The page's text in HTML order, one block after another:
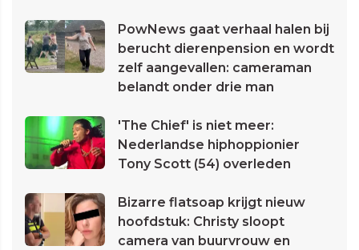
PowNews gaat verhaal halen bij
berucht dierenpension en wordt
zelf aangevallen: cameraman
belandt onder drie man
'The Chief' is niet meer:
Nederlandse hiphoppionier
Tony Scott (54) overleden
Bizarre flatsoap krijgt nieuw
hoofdstuk: Christy sloopt
camera van buurvrouw en